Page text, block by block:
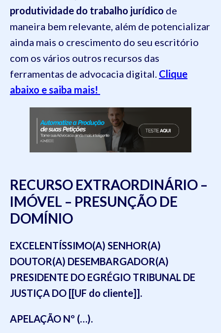
produtividade do trabalho jurídico de
maneira bem relevante, além de potencializar
ainda mais o crescimento do seu escritório
com os vários outros recursos das
ferramentas de advocacia digital. Clique
abaixo e saiba mais!
RECURSO EXTRAORDINÁRIO –
IMÓVEL – PRESUNÇÃO DE
DOMÍNIO
EXCELENTÍSSIMO(A) SENHOR(A)
DOUTOR(A) DESEMBARGADOR(A)
PRESIDENTE DO EGRÉGIO TRIBUNAL DE
JUSTIÇA DO [[UF do cliente]].
APELAÇÃO Nº (…).